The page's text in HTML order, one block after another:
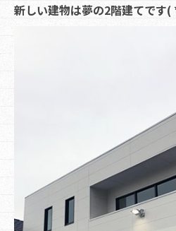
新しい建物は夢の2階建てです